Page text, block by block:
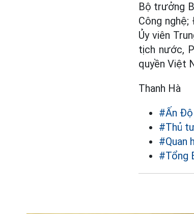
Bộ trưởng
Công
Ủy viên
tịch nước,
quyền Việt
Thanh Hà
#Ấn Độ
#Thủ
#Quan
#Tổng